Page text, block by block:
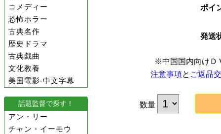
コメディー
恐怖ホラー
古典名作
歴史ドラマ
古典戯曲
文化教養
美国電影-中文字幕
話題監督で探す！
アン・リー
チャン・イーモウ
ポイ
発送
※中国国内向けＤ
注意事項と ご返品
数量